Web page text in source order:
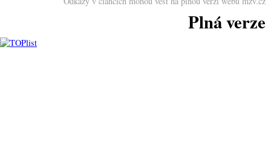
Plná verze